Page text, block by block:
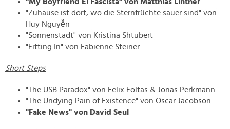
"Zuhause ist dort, wo die Sternfrüchte sauer sind" von
Huy Nguyễn
"Sonnenstadt" von Kristina Shtubert
"Fitting In" von Fabienne Steiner
Short Steps
"The USB Paradox" von Felix Foltas & Jonas Perkmann
"The Undying Pain of Existence" von Oscar Jacobson
"Fake News" von David Seul